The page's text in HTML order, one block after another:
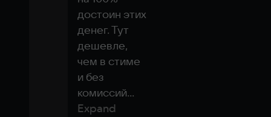
достоин этих
денег. Тут
дешевле,
чем в стиме
и без
комиссий...
Expand